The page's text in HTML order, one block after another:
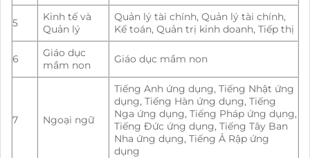
5
Kinh tế và
Quản lý
Quản lý tài chính, Quản lý tài chính,
Kế toán, Quản trị kinh doanh, Tiếp thị
6
Giáo dục
mầm non
Giáo dục mầm non
7 Ngoại ngữ
Tiếng Anh ứng dụng, Tiếng Nhật ứng
dụng, Tiếng Hàn ứng dụng, Tiếng
Nga ứng dụng, Tiếng Pháp ứng dụng,
Tiếng Đức ứng dụng, Tiếng Tây Ban
Nha ứng dụng, Tiếng Ả Rập ứng
dụng